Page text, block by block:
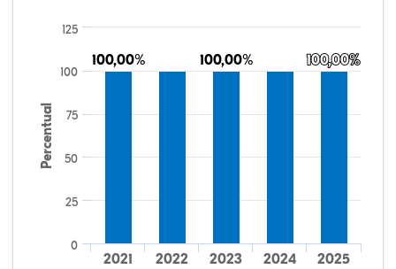
Percentual
100,00%
100,00% 100,00%
100,00% 100,00%
100,00%
2021 2022 2023 2024 2025
0
25
50
75
100
125
35,29%
0,00%
0,00%
52,94%
11,76%
0,00%
32,28%
12,07%
0,23%
51,73%
2,94%
0,75%